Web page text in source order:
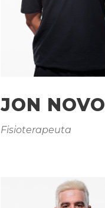
JON NOVO
Fisioterapeuta